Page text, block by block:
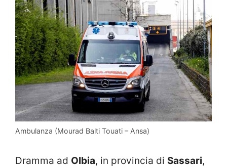
Ambulanza (Mourad Balti Touati – Ansa)
Dramma ad Olbia, in provincia di Sassari,